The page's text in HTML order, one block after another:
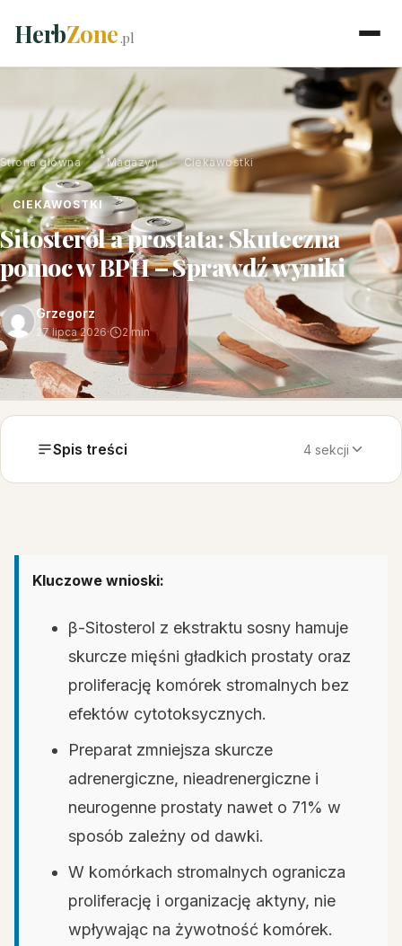
HerbZone.pl
Strona główna › Magazyn › Ciekawostki
CIEKAWOSTKI
Sitosterol a prostata: Skuteczna
pomoc w BPH – Sprawdź wyniki
Grzegorz
27 lipca 2026· 2 min
Spis treści 4 sekcji
Kluczowe wnioski:
β-Sitosterol z ekstraktu sosny hamuje
skurcze mięśni gładkich prostaty oraz
proliferację komórek stromalnych bez
efektów cytotoksycznych.
Preparat zmniejsza skurcze
adrenergiczne, nieadrenergiczne i
neurogenne prostaty nawet o 71% w
sposób zależny od dawki.
W komórkach stromalnych ogranicza
proliferację i organizację aktyny, nie
wpływając na żywotność komórek.